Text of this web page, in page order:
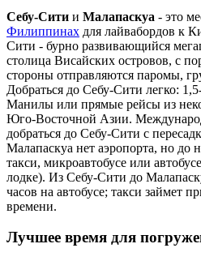
Себу-Сити и Малапаскуа - это
Филиппинах для лайвабордов к
Сити - бурно развивающийся
столица Висайских островов, с
стороны отправляются паромы,
Добраться до Себу-Сити легко:
Манилы или прямые рейсы из
Юго-Восточной Азии.
добраться до Себу-Сити с
Малапаскуа нет аэропорта, но до
такси, микроавтобусе или
лодке). Из Себу-Сити до
часов на автобусе; такси займет
времени.
Лучшее время для